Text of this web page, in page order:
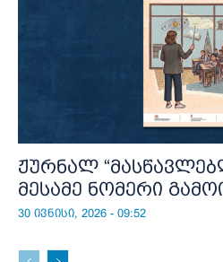
ჟურნალ
მესამე ნომერი
30 ივნისი, 2026 - 09:52